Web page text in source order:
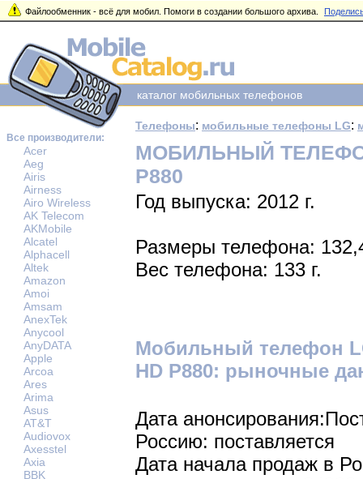
Файлообменник - всё для мобил. Помоги в создании большого архива.
Все производители:
Acer
Aeg
Airis
Airness
Airo Wireless
AK Telecom
AKMobile
Alcatel
Alphacell
Altek
Amazon
Amoi
Amsam
AnexTek
Anycool
AnyDATA
Apple
Arcoa
Ares
Arima
Asus
AT&T
Audiovox
Axesstel
Axia
BBK
каталог мобильных телефонов
Телефоны: мобильные телефоны LG:
МОБИЛЬНЫЙ ТЕЛЕФОН
P880
Год выпуска: 2012 г.
Размеры телефона:
Вес телефона: 133 г.
Мобильный телефон
HD P880: рыночные
Дата
Россию: поставляется
Дата начала продаж в